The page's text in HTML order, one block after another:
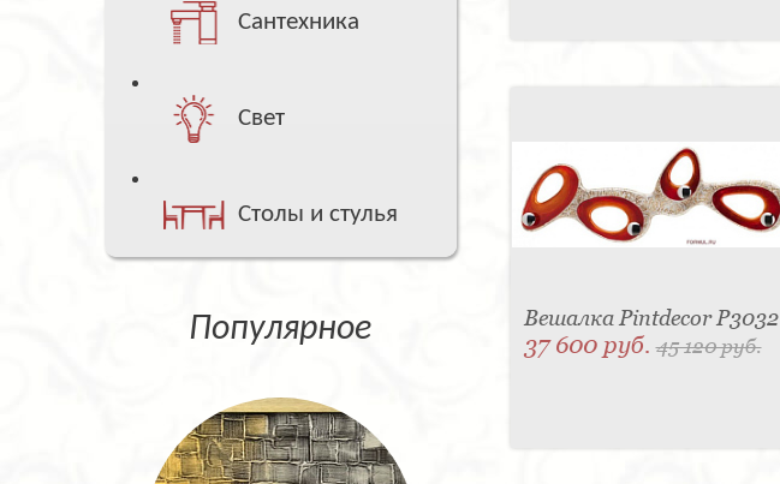
Сантехника
Свет
Столы и стулья
Популярное Вешалка Pintdecor P3032
37 600 руб.45 120 руб.